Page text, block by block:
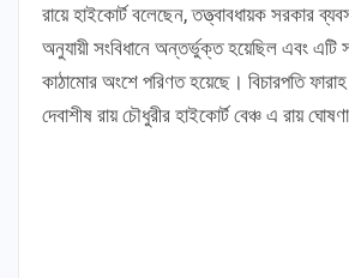
রায়ে হাইকোর্ট বলেছেন, তত্ত্বাবধায়ক সরকার
অনুযায়ী সংবিধানে অন্তর্ভুক্ত হয়েছিল এবং এটি
কাঠামোর অংশে পরিণত হয়েছে। বিচারপতি
দেবাশীষ রায় চৌধুরীর হাইকোর্ট বেঞ্চ এ রায়